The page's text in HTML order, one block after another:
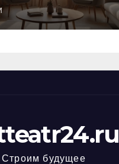
Строим будущее